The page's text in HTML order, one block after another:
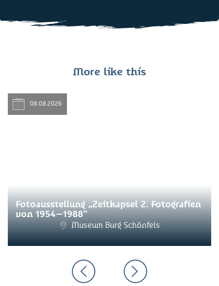
More like this
08.08.2026
Fotoausstellung „Zeitkapsel 2. Fotografien
von 1954–1988“
Museum Burg Schönfels